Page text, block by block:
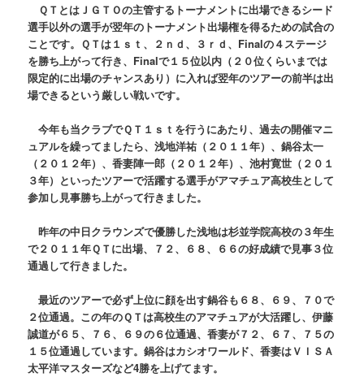
ＱＴとはＪＧＴＯの主管するトーナメントに出場できるシード
選手以外の選手が翌年のトーナメント出場権を得るための試合の
ことです。ＱＴは１ｓｔ、２ｎｄ、３ｒｄ、Finalの４ステージ
を勝ち上がって行き、Finalで１５位以内（２０位くらいまでは
限定的に出場のチャンスあり）に入れば翌年のツアーの前半は出
場できるという厳しい戦いです。
今年も当クラブでＱＴ１ｓｔを行うにあたり、過去の開催マニ
ュアルを繰ってましたら、浅地洋祐（２０１１年）、鍋谷太一
（２０１２年）、香妻陣一郎（２０１２年）、池村寛世（２０１
３年）といったツアーで活躍する選手がアマチュア高校生として
参加し見事勝ち上がって行きました。
昨年の中日クラウンズで優勝した浅地は杉並学院高校の３年生
で２０１１年ＱＴに出場、７２、６８、６６の好成績で見事３位
通過して行きました。
最近のツアーで必ず上位に顔を出す鍋谷も６８、６９、７０で
２位通過。この年のＱＴは高校生のアマチュアが大活躍し、伊藤
誠道が６５、７６、６９の６位通過、香妻が７２、６７、７５の
１５位通過しています。鍋谷はカシオワールド、香妻はＶＩＳＡ
太平洋マスターズなど4勝を上げてます。